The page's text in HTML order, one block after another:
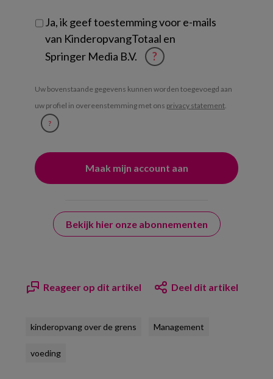
Ja, ik geef toestemming voor e-mails
van KinderopvangTotaal en
Springer Media B.V.
?
Uw bovenstaande gegevens kunnen worden toegevoegd aan
uw profiel in overeenstemming met ons privacy statement.
?
Bekijk hier onze abonnementen
Reageer op dit artikel Deel dit artikel
kinderopvang over de grens Management
voeding